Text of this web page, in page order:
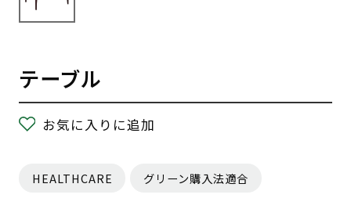
テーブル
お気に入りに追加
HEALTHCARE グリーン購入法適合